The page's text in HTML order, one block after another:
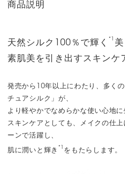
商品説明
天然シルク100％で輝く *1
素肌美を引き出すスキンケ
発売から10年以上にわたり、多く
チュアシルク」が、
より軽やかでなめらかな使い心地に
スキンケアとしても、メイクの仕
ーンで活躍し、
肌に潤いと輝き *1 をもたらします。